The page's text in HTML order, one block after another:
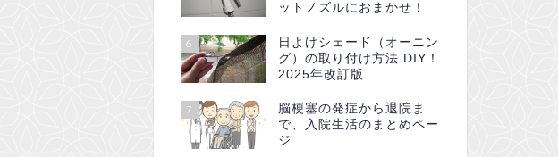
ットノズルにおまかせ！
6
日よけシェード（オーニン
グ）の取り付け方法 DIY！
2025年改訂版
7
脳梗塞の発症から退院ま
で、入院生活のまとめペー
ジ